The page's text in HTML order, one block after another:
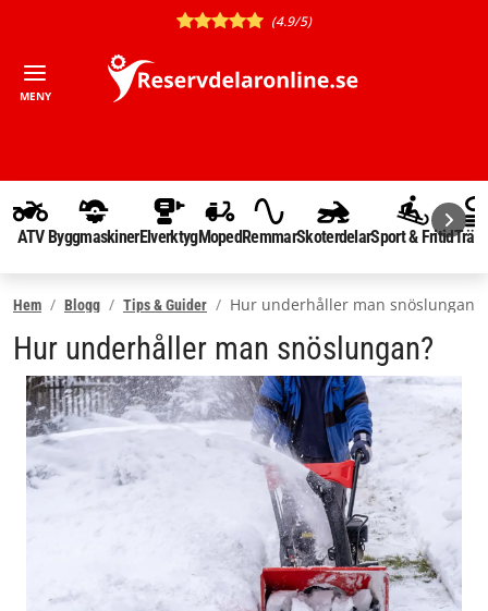
(4.9/5)
MENY
ATV ByggmaskinerElverktygMopedRemmarSkoterdelarSport & Fritid
Hem Blogg Tips & Guider Hur underhåller man snöslungan?
Hur underhåller man snöslungan?